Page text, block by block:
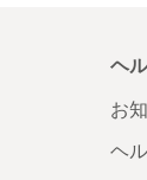
ヘ
お
ヘ